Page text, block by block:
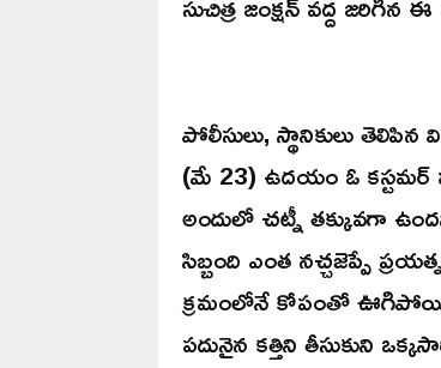
పోలీసులు, స్థానికులు
(మే 23) ఉదయం ఓ కస్టమర్
అందులో చట్నీ తక్కువగా
సిబ్బంది ఎంత నచ్చజెప్పే
క్రమంలోనే కోపంతో
పదునైన కత్తిని తీసుకుని